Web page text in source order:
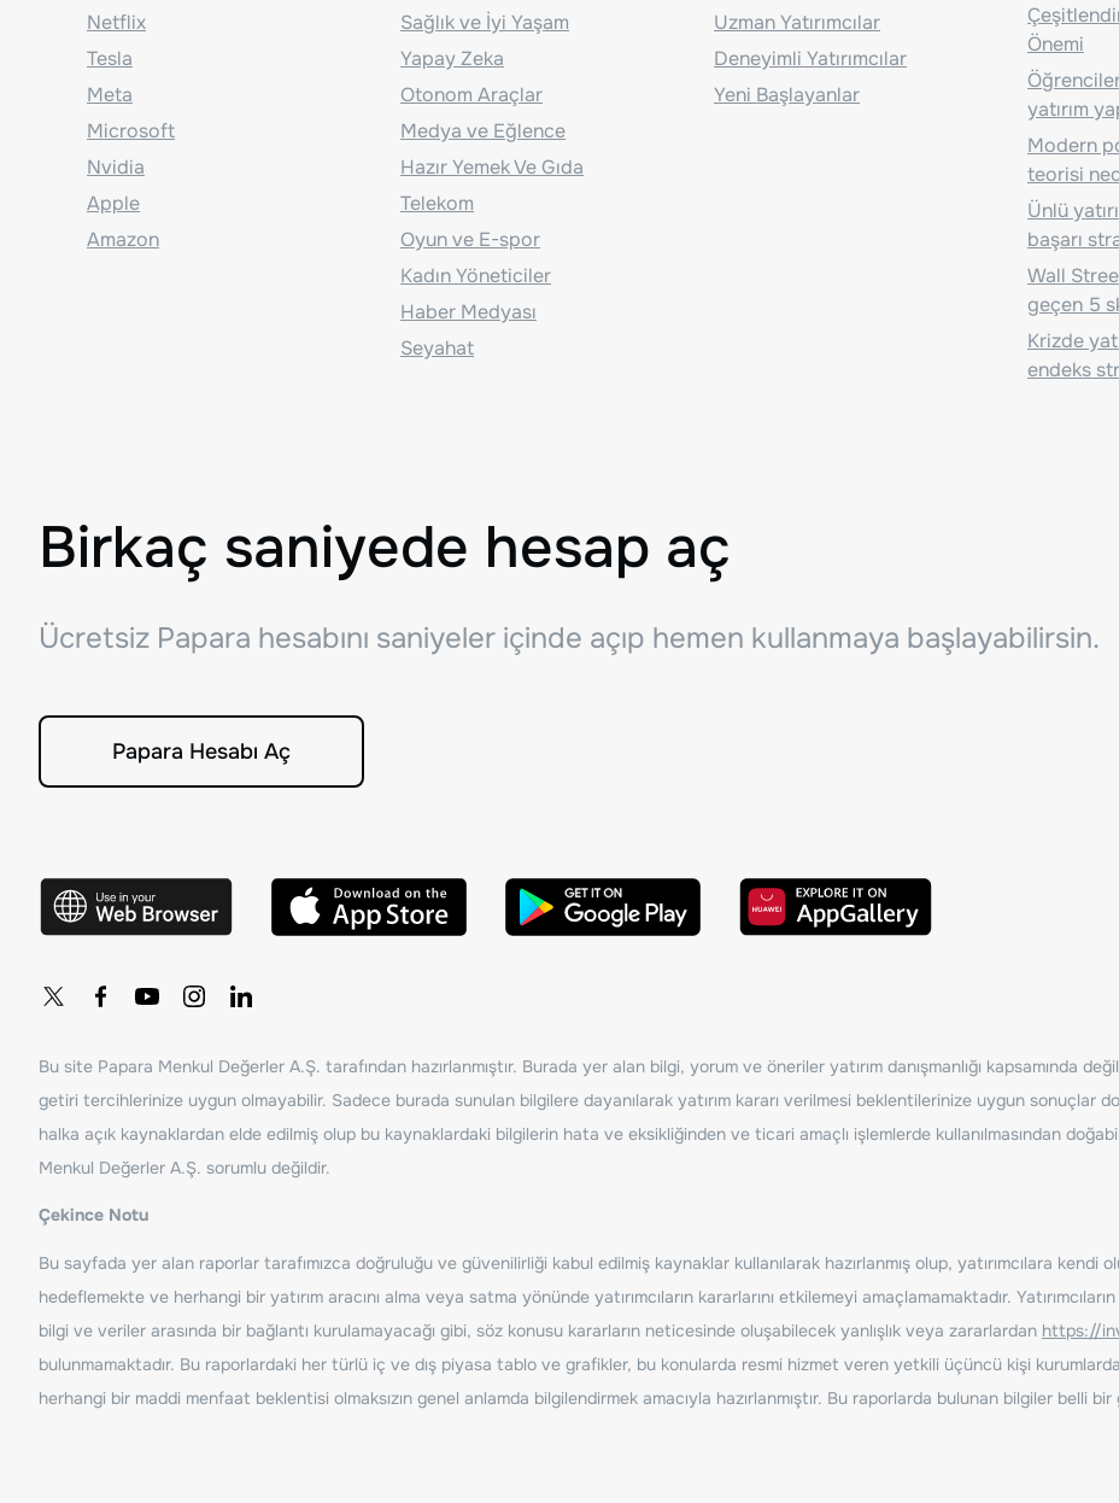
Netflix
Tesla
Meta
Microsoft
Nvidia
Apple
Amazon
Sağlık ve İyi Yaşam
Yapay Zeka
Otonom Araçlar
Medya ve Eğlence
Hazır Yemek Ve Gıda
Telekom
Oyun ve E-spor
Kadın Yöneticiler
Haber Medyası
Seyahat
Uzman Yatırımcılar
Deneyimli Yatırımcılar
Yeni Başlayanlar
Önemi
yatırım
Modern
teorisi
Ünlü
başarı
Wall
geçen 5
Krizde
endeks
Birkaç saniyede hesap aç
Ücretsiz Papara hesabını saniyeler içinde açıp hemen kullanmaya başlayabilirsin.
Papara Hesabı Aç
Bu site Papara Menkul Değerler A.Ş. tarafından hazırlanmıştır. Burada yer alan bilgi, yorum ve öneriler yatırım danışmanlığı kapsamında
getiri tercihlerinize uygun olmayabilir. Sadece burada sunulan bilgilere dayanılarak yatırım kararı verilmesi beklentilerinize uygun sonuçlar
halka açık kaynaklardan elde edilmiş olup bu kaynaklardaki bilgilerin hata ve eksikliğinden ve ticari amaçlı işlemlerde kullanılmasından
Menkul Değerler A.Ş. sorumlu değildir.
Çekince Notu
Bu sayfada yer alan raporlar tarafımızca doğruluğu ve güvenilirliği kabul edilmiş kaynaklar kullanılarak hazırlanmış olup, yatırımcılara kendi
hedeflemekte ve herhangi bir yatırım aracını alma veya satma yönünde yatırımcıların kararlarını etkilemeyi amaçlamamaktadır.
bilgi ve veriler arasında bir bağlantı kurulamayacağı gibi, söz konusu kararların neticesinde oluşabilecek yanlışlık veya zararlardan https://
bulunmamaktadır. Bu raporlardaki her türlü iç ve dış piyasa tablo ve grafikler, bu konularda resmi hizmet veren yetkili üçüncü kişi
herhangi bir maddi menfaat beklentisi olmaksızın genel anlamda bilgilendirmek amacıyla hazırlanmıştır. Bu raporlarda bulunan bilgiler belli